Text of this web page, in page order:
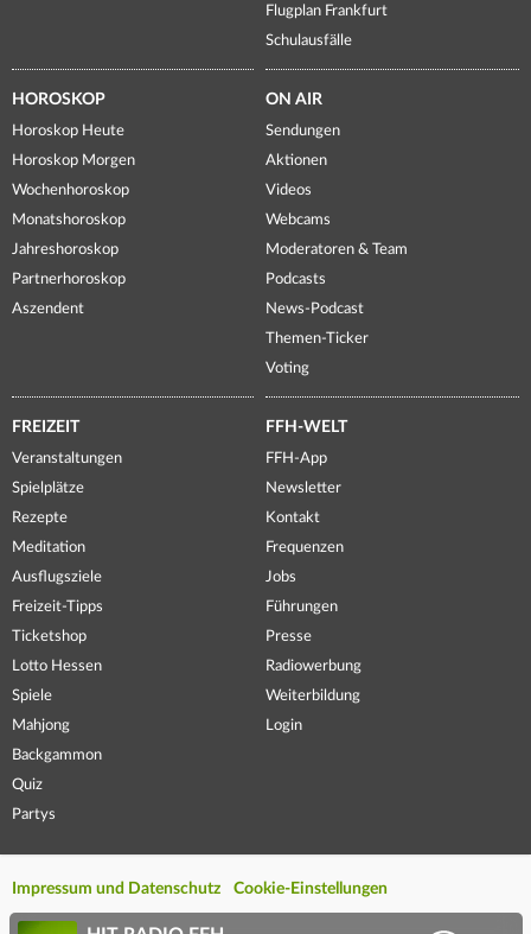
Flugplan Frankfurt
Schulausfälle
HOROSKOP
Horoskop Heute
Horoskop Morgen
Wochenhoroskop
Monatshoroskop
Jahreshoroskop
Partnerhoroskop
Aszendent
ON AIR
Sendungen
Aktionen
Videos
Webcams
Moderatoren & Team
Podcasts
News-Podcast
Themen-Ticker
Voting
FREIZEIT
Veranstaltungen
Spielplätze
Rezepte
Meditation
Ausflugsziele
Freizeit-Tipps
Ticketshop
Lotto Hessen
Spiele
Mahjong
Backgammon
Quiz
Partys
FFH-WELT
FFH-App
Newsletter
Kontakt
Frequenzen
Jobs
Führungen
Presse
Radiowerbung
Weiterbildung
Login
Impressum und Datenschutz Cookie-Einstellungen